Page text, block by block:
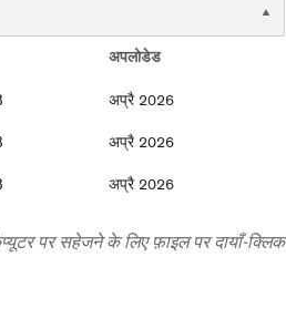
अपलोडेड
अप्रै 2026
अप्रै 2026
अप्रै 2026
पर सहेजने के लिए फ़ाइल पर दायाँ-क्लिक